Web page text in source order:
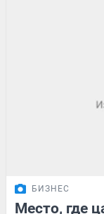
БИЗНЕС
Место, где